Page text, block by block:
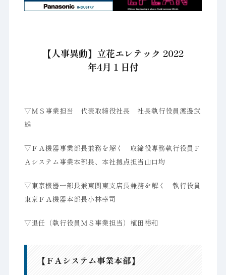
【人事異動】立花エレテック 2022
年4月１日付
▽ＭＳ事業担当 代表取締役社長 社長執行役員渡邊武
雄
▽ＦＡ機器事業部長兼務を解く 取締役専務執行役員Ｆ
Ａシステム事業本部長、本社拠点担当山口均
▽東京機器一部長兼東関東支店長兼務を解く 執行役員
東京ＦＡ機器本部長小林幸司
▽退任（執行役員ＭＳ事業担当）植田裕和
【ＦＡシステム事業本部】